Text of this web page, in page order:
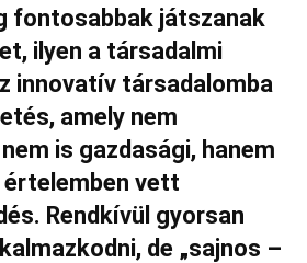
fontosabbak játszanak
ilyen a társadalmi
innovatív társadalomba
amely nem
is gazdasági, hanem
értelemben vett
Rendkívül gyorsan
de „sajnos –